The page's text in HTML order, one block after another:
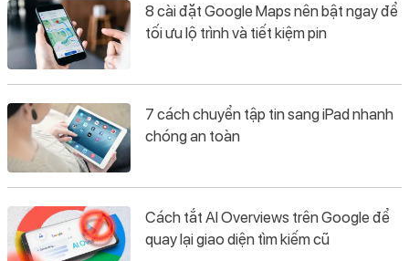
8 cài đặt Google Maps nên bật ngay để
tối ưu lộ trình và tiết kiệm pin
7 cách chuyển tập tin sang iPad nhanh
chóng an toàn
Cách tắt AI Overviews trên Google để
quay lại giao diện tìm kiếm cũ